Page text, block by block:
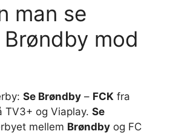
man se
mod
Se Brøndby – FCK fra
TV3+ og Viaplay. Se
mellem Brøndby og FC